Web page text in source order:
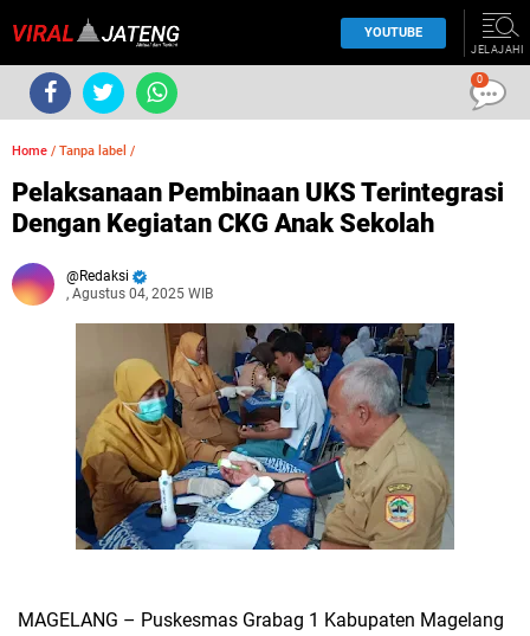
YOUTUBE
JELAJAHI
Home / Tanpa label /
Pelaksanaan Pembinaan UKS Terintegrasi
Dengan Kegiatan CKG Anak Sekolah
Redaksi
, Agustus 04, 2025 WIB
MAGELANG – Puskesmas Grabag 1 Kabupaten Magelang
0